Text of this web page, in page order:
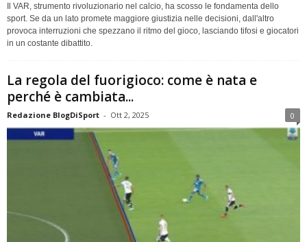
Il VAR, strumento rivoluzionario nel calcio, ha scosso le fondamenta dello
sport. Se da un lato promete maggiore giustizia nelle decisioni, dall'altro
provoca interruzioni che spezzano il ritmo del gioco, lasciando tifosi e giocatori
in un costante dibattito.
La regola del fuorigioco: come è nata e
perché è cambiata...
Redazione BlogDiSport - Ott 2, 2025 0